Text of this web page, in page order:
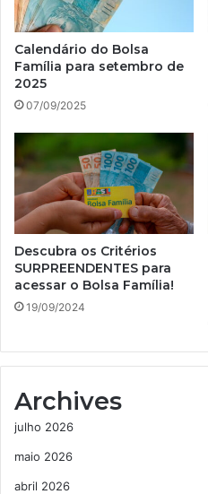
Calendário do Bolsa
Família para setembro de
2025
07/09/2025
Descubra os Critérios
SURPREENDENTES para
acessar o Bolsa Família!
19/09/2024
Archives
julho 2026
maio 2026
abril 2026